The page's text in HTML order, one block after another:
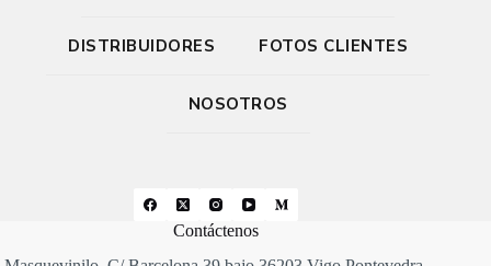
DISTRIBUIDORES FOTOS CLIENTES
NOSOTROS
Contáctenos